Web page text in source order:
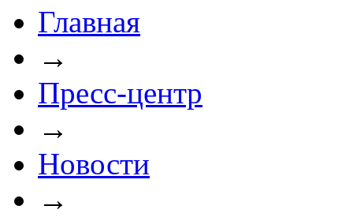
Главная
→
Пресс-центр
→
Новости
→